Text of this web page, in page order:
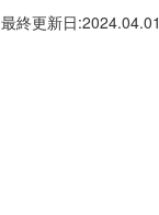
最終更新日:2024.04.01